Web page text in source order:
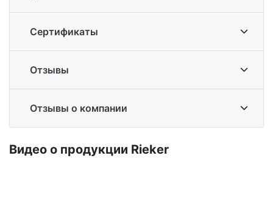
Сертификаты
Отзывы
Отзывы о компании
Ви­део о про­дук­ции Ri­eker